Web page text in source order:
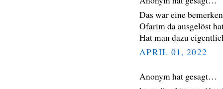
Das war eine
Ofarim da ausgelöst
Hat man dazu
APRIL 01, 2022
Anonym hat gesagt…